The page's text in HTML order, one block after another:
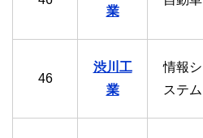
業
46
渋川工
業
情報シ
ステム